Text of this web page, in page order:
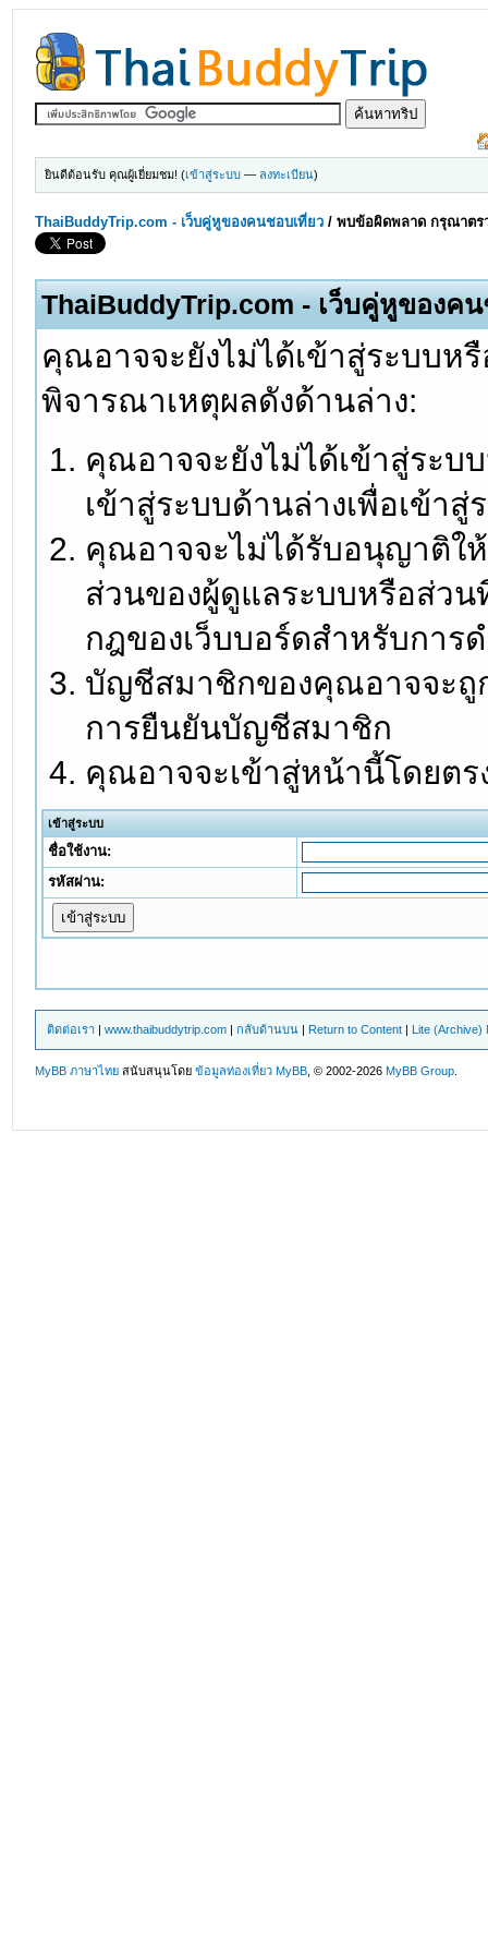
ยินดีต้อนรับ คุณผู้เยี่ยมชม! (เข้าสู่ระบบ — ลงทะเบียน)
ThaiBuddyTrip.com - เว็บคู่หูของคนชอบเที่ยว /พบข้อผิดพลาด กรุณาตร
ThaiBuddyTrip.com - เว็บคู่หูของค
คุณอาจจะยังไม่ได้เข้าสู่ระบบ
พิจารณาเหตุผลดังด้านล่าง:
คุณอาจจะยังไม่ได้เข้าสู่ระบ
เข้าสู่ระบบด้านล่างเพื่อเข้า
คุณอาจจะไม่ได้รับอนุญาติใ
ส่วนของผู้ดูแลระบบหรือส่ว
กฎของเว็บบอร์ดสำหรับการ
บัญชีสมาชิกของคุณอาจจะถู
การยืนยันบัญชีสมาชิก
คุณอาจจะเข้าสู่หน้านี้โดยต
เข้าสู่ระบบ
ชื่อใช้งาน:
รหัสผ่าน:
ติดต่อเรา |www.thaibuddytrip.com |กลับด้านบน | Return to Content | Lite (Archive)
MyBB ภาษาไทย สนับสนุนโดยข้อมูลท่องเที่ยว MyBB , © 2002-2026MyBB Group